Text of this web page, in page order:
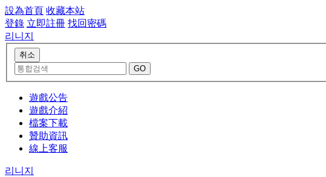
設為首頁 收藏本站
登錄 立即註冊 找回密碼
리니지
遊戲公告
遊戲介紹
檔案下載
贊助資訊
線上客服
리니지